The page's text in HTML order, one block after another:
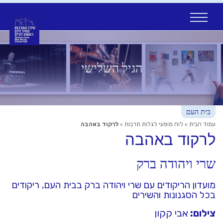
to
content
הגיל השלישי
בית העם
עמוד הבית > לוח מופעי לגלות תרבות > לרקוד באהבה
לרקוד באהבה
שרי ויהודה ברק
מועדון הריקודים עם שרי ויהודה ברק בבית העם, ריקודים
בכל הסגנונות והשירים
צילום: אבי קקון